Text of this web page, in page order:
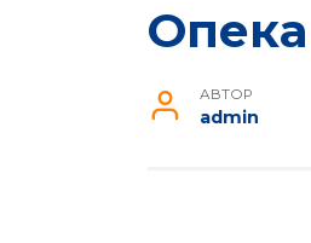
АВТОР
admin